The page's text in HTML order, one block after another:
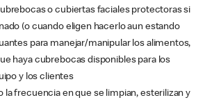
o cubiertas faciales protectoras si
(o cuando eligen hacerlo aun estando
para manejar/manipular los alimentos,
haya cubrebocas disponibles para los
y los clientes
la frecuencia en que se limpian, esterilizan y